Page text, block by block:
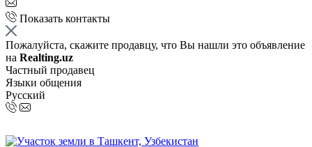
Показать контакты
Пожалуйста, скажите продавцу, что Вы нашли это объявление
на Realting.uz
Частный продавец
Языки общения
Русский